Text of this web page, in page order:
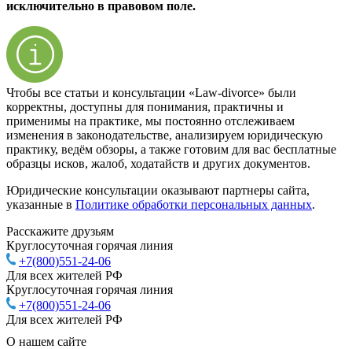
исключительно в правовом поле.
Чтобы все статьи и консультации «Law-divorce» были
корректны, доступны для понимания, практичны и
применимы на практике, мы постоянно отслеживаем
изменения в законодательстве, анализируем юридическую
практику, ведём обзоры, а также готовим для вас бесплатные
образцы исков, жалоб, ходатайств и других документов.
Юридические консультации оказывают партнеры сайта,
указанные в Политике обработки персональных данных.
Расскажите друзьям
Круглосуточная горячая линия
+7(800)551-24-06
Для всех жителей РФ
Круглосуточная горячая линия
+7(800)551-24-06
Для всех жителей РФ
О нашем сайте